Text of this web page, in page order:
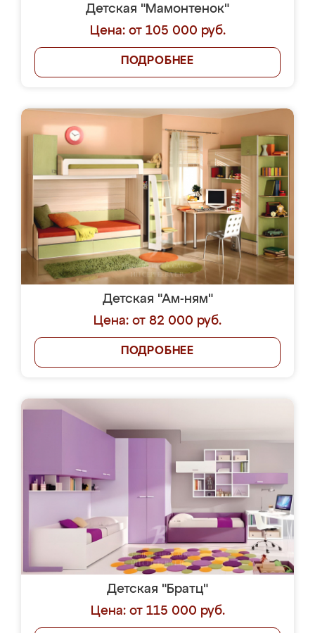
Детская "Мамонтенок"
Цена: от 105 000 руб.
ПОДРОБНЕЕ
Детская "Ам-ням"
Цена: от 82 000 руб.
ПОДРОБНЕЕ
Детская "Братц"
Цена: от 115 000 руб.